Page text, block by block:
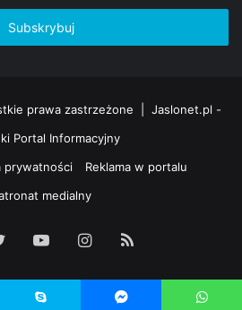
prawa zastrzeżone | Jaslonet.pl -
Portal Informacyjny
prywatności
Reklama w portalu
medialny
Twitter YouTubeInstagram